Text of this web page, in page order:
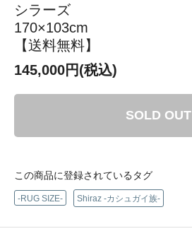
シラーズ
170×103cm
【送料無料】
145,000円(税込)
SOLD OUT
この商品に登録されているタグ
-RUG SIZE- Shiraz -カシュガイ族-